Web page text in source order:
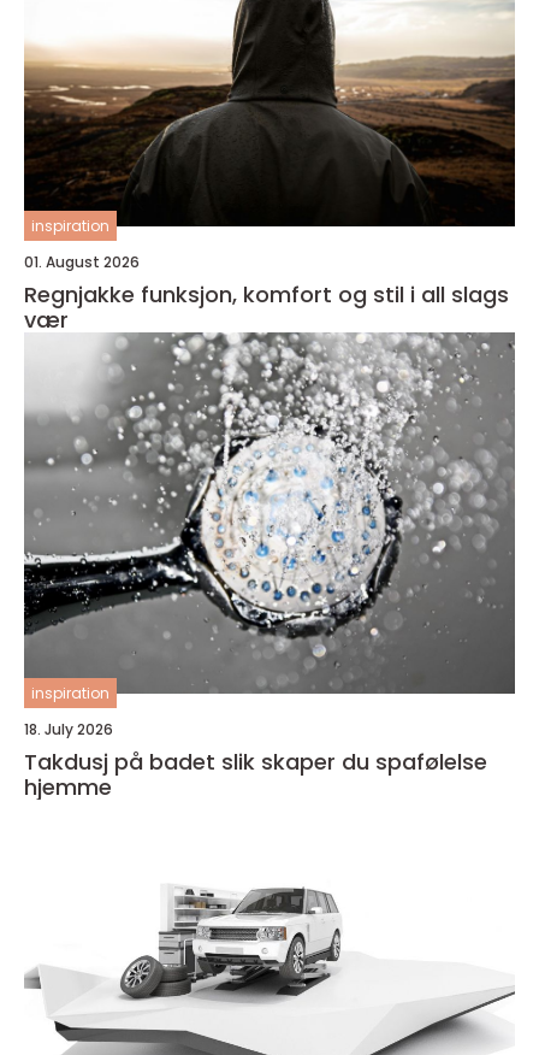
inspiration
01. August 2026
Regnjakke funksjon, komfort og stil i all slags
vær
inspiration
18. July 2026
Takdusj på badet slik skaper du spafølelse
hjemme